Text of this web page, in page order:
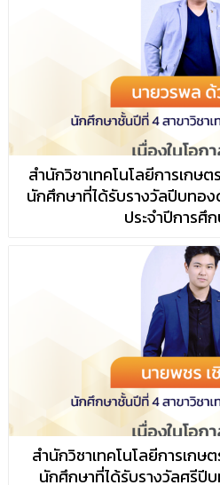
สำนักวิชาเทคโนโลยีการเก
นักศึกษาที่ได้รับรางวัลปีบทอ
ประจำปีการศึ
สำนักวิชาเทคโนโลยีการเก
นักศึกษาที่ได้รับรางวัลศรีปี